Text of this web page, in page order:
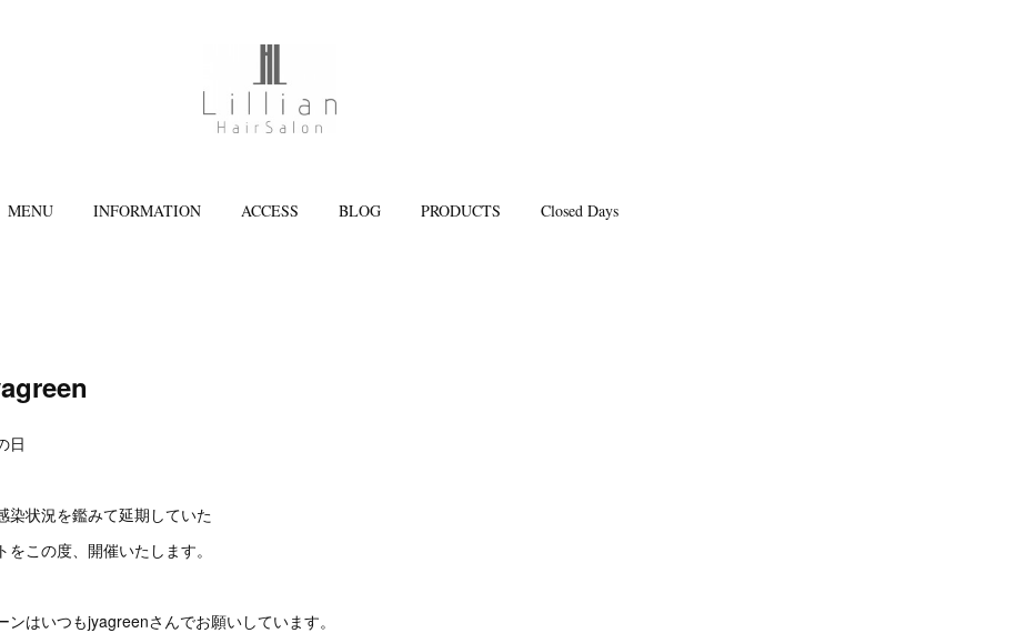
MENU INFORMATION ACCESS BLOG PRODUCTS Closed Days
日
染状況を鑑みて延期していた
この度、開催いたします。
ンはいつもjyagreenさんでお願いしています。